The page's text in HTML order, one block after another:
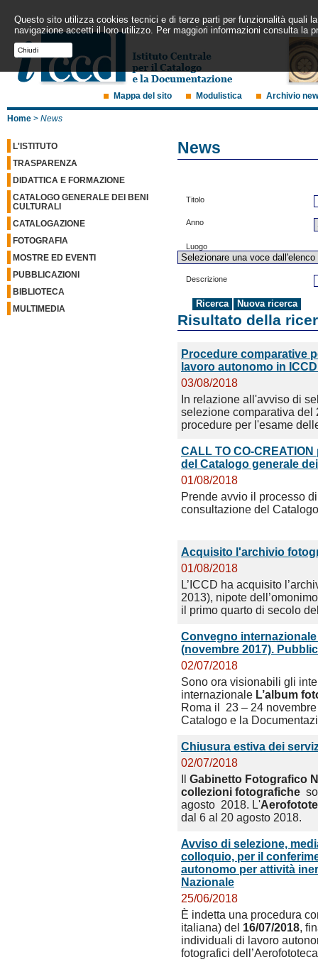
Questo sito utilizza cookies tecnici e di terze parti per funzionalità quali
navigazione accetti il loro utilizzo. Per maggiori informazioni consulta la
Chiudi
Mappa del sito Modulistica Archivio
Home > News
L'ISTITUTO
TRASPARENZA
DIDATTICA E FORMAZIONE
CATALOGO GENERALE DEI BENI
CULTURALI
CATALOGAZIONE
FOTOGRAFIA
MOSTRE ED EVENTI
PUBBLICAZIONI
BIBLIOTECA
MULTIMEDIA
News
Titolo
Anno
Luogo
Descrizione
Risultato della
Procedure comparative
lavoro autonomo in
03/08/2018
In relazione all'avviso di
selezione comparativa del
procedure per l'esame
CALL TO CO-
del Catalogo generale
01/08/2018
Prende avvio il processo
consultazione del
Acquisito l'archivio
01/08/2018
L’ICCD ha acquisito
2013), nipote
il primo quarto di secolo
Convegno
(novembre 2017).
02/07/2018
Sono ora visionabili gli
internazionale L’album
Roma il 23 – 24
Catalogo e la
Chiusura estiva dei
02/07/2018
Gabinetto Fotografico
collezioni fotografiche
agosto 2018. L'
dal 6 al 20 agosto 2018.
Avviso di selezione,
colloquio, per il
autonomo per attività
Nazionale
25/06/2018
È indetta una procedura
italiana) del 16/07/2018,
individuali di lavoro
fotografici